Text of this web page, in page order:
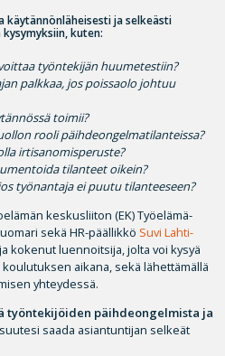
käytännönläheisesti ja selkeästi
kuten:
työntekijän huumetestiin?
palkkaa, jos poissaolo johtuu
toimii?
rooli päihdeongelmatilanteissa?
irtisanomisperuste?
tilanteet oikein?
työnantaja ei puutu tilanteeseen?
keskusliiton (EK) Työelämä-
sekä HR-päällikkö Suvi Lahti-
kokenut luennoitsija, jolta voi kysyä
aikana, sekä lähettämällä
yhteydessä.
työntekijöiden päihdeongelmista ja
saada asiantuntijan selkeät